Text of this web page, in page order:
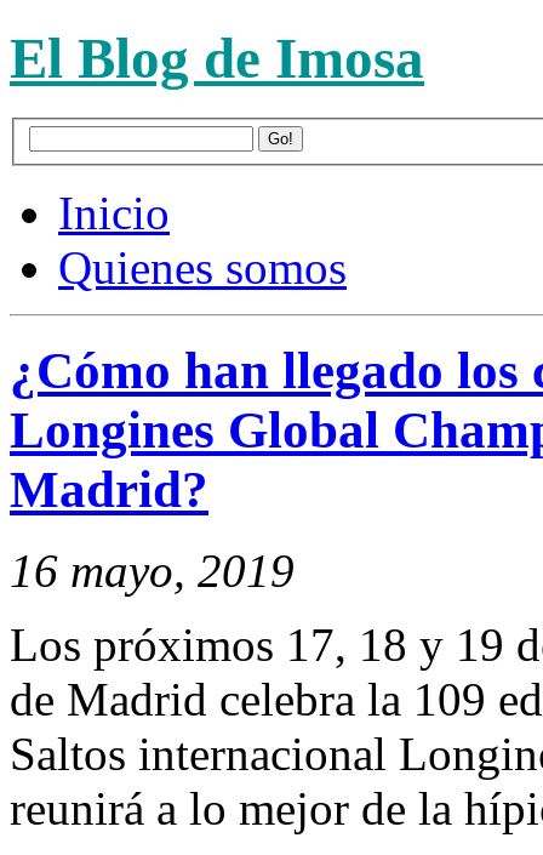
El Blog de Imosa
Inicio
Quienes somos
¿Cómo han llegado
Longines Global
Madrid?
16 mayo, 2019
Los próximos 17, 18 y 19
de Madrid celebra la 109
Saltos internacional
reunirá a lo mejor de la